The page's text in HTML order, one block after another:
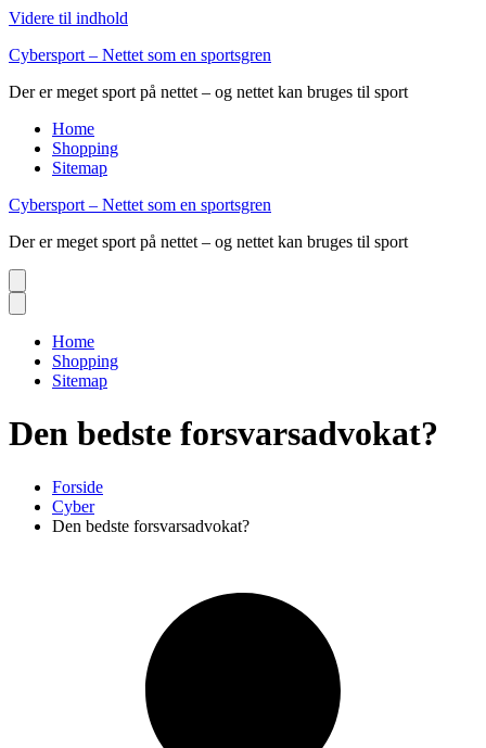
Videre til indhold
Cybersport – Nettet som en sportsgren
Der er meget sport på nettet – og nettet kan bruges til sport
Home
Shopping
Sitemap
Cybersport – Nettet som en sportsgren
Der er meget sport på nettet – og nettet kan bruges til sport
Home
Shopping
Sitemap
Den bedste forsvarsadvokat?
Forside
Cyber
Den bedste forsvarsadvokat?